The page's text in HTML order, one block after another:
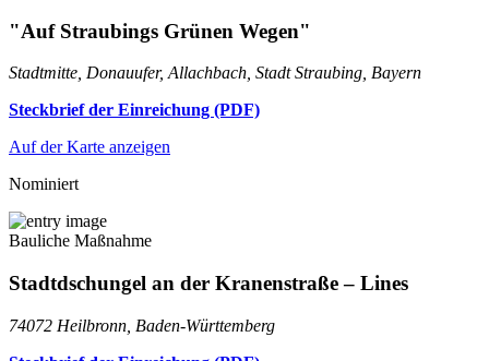
"Auf Straubings Grünen Wegen"
Stadtmitte, Donauufer, Allachbach, Stadt Straubing, Bayern
Steckbrief der Einreichung (PDF)
Auf der Karte anzeigen
Nominiert
Bauliche Maßnahme
Stadtdschungel an der Kranenstraße – Lines
74072 Heilbronn, Baden-Württemberg